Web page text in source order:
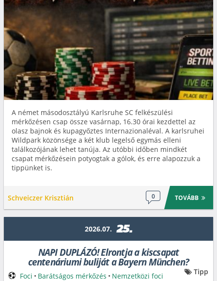
A német másodosztályú Karlsruhe SC felkészülési
mérkőzésen csap össze vasárnap, 16.30 órai kezdettel az
olasz bajnok és kupagyőztes Internazionaléval. A karlsruhei
Wildpark közönsége a két klub legelső egymás elleni
találkozójának lehet tanúja. Az utóbbi időben mindkét
csapat mérkőzésein potyogtak a gólok, és erre alapozzuk a
tippünket is.
Schveiczer Krisztián 0 TOVÁBB
2026.07. 25.
NAPI DUPLÁZÓ! Elrontja a kiscsapat
centenáriumi buliját a Bayern München?
Foci • Barátságos mérkőzés • Nemzetközi foci Tipp